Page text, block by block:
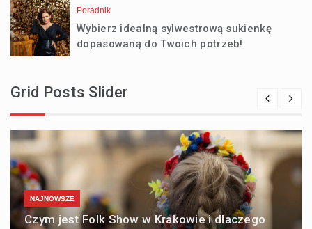
Poradnik
Wybierz idealną sylwestrową sukienkę
dopasowaną do Twoich potrzeb!
Grid Posts Slider
NAJNOWSZE
Czym jest Folk Show w Krakowie i dlaczego